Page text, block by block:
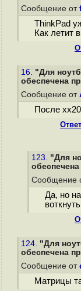
Сообщение от
ThinkPad
Как летит
16. "Для
обеспечена
Сообщение от
После
123. "Для
Сообщение
Да, но
124. "Для
обеспечена
Сообщение от
Матрицы